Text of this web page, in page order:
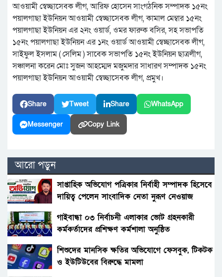
আওয়ামী স্বেচ্ছাসেবক লীগ, আরিফ হোসেন সাংগঠনিক সম্পাদক ১৫নং
পয়ালগাছা ইউনিয়ন আওয়ামী স্বেচ্ছাসেবক লীগ, কামাল মেম্বার ১৫নং
পয়ালগাছা ইউনিয়ন এর ২নং ওয়ার্ড, ওমর ফারুক বসির, সহ সভাপতি
১৫নং পয়ালগাছা ইউনিয়ন এর ১নং ওয়ার্ড আওয়ামী স্বেচ্ছাসেবক লীগ,
সাইফুল ইসলাম ( সেলিম ) সাবেক সভাপতি ১৫নং ইউনিয়ন ছাত্রলীগ,
সঞ্চালনা করেন মোঃ সুজন আহম্মেদ মজুমদার সাধারণ সম্পাদক ১৫নং
পয়ালগাছা ইউনিয়ন আওয়ামী স্বেচ্ছাসেবক লীগ, প্রমুখ।
Share Tweet Share WhatsApp
Messenger Copy Link
আরো পড়ুন
সাপ্তাহিক অভিযোগ পত্রিকার নির্বাহী সম্পাদক হিসেবে
দায়িত্ব পেলেন সাংবাদিক নেতা নুরূণ নেওয়াজ
গাইবান্ধা ০৩ নির্বাচনী এলাকার ভোট গ্রহনকারী
কর্মকর্তাদের প্রশিক্ষণ কর্মশালা অনুষ্ঠিত
শিশুদের মানসিক ক্ষতির অভিযোগে ফেসবুক, টিকটক
ও ইউটিউবের বিরুদ্ধে মামলা